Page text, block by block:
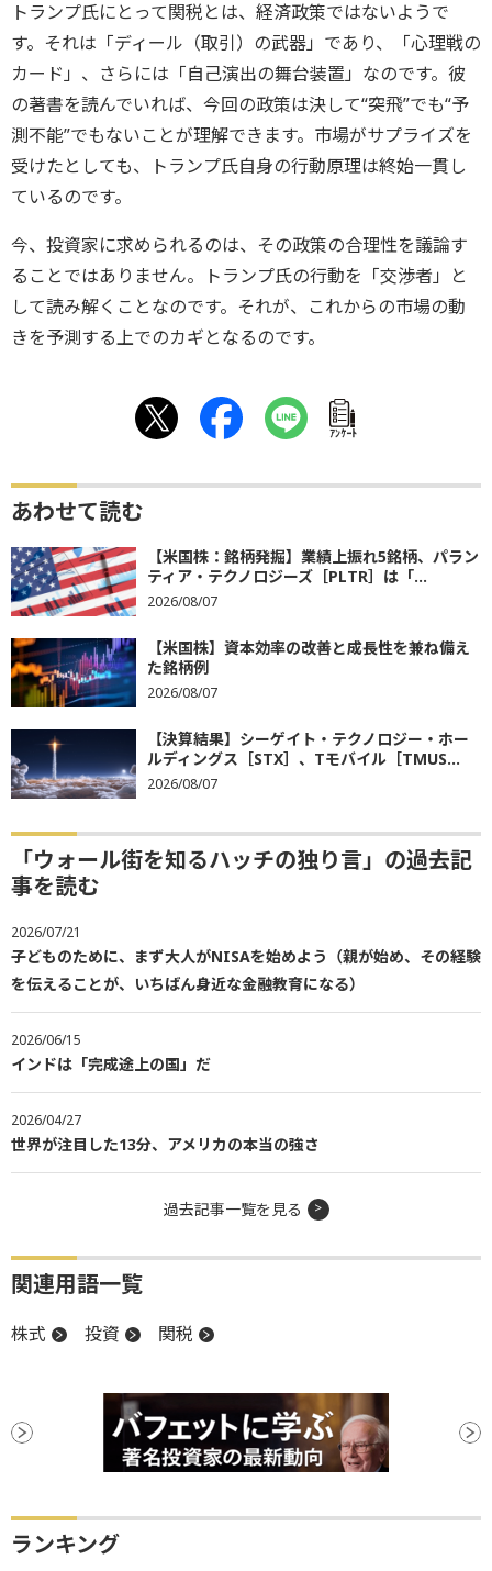
トランプ氏にとって関税とは、経済政策ではないようで
す。それは「ディール（取引）の武器」であり、「心理戦の
カード」、さらには「自己演出の舞台装置」なのです。彼
の著書を読んでいれば、今回の政策は決して“突飛”でも“予
測不能”でもないことが理解できます。市場がサプライズを
受けたとしても、トランプ氏自身の行動原理は終始一貫し
ているのです。
今、投資家に求められるのは、その政策の合理性を議論す
ることではありません。トランプ氏の行動を「交渉者」と
して読み解くことなのです。それが、これからの市場の動
きを予測する上でのカギとなるのです。
ｱﾝｹｰﾄ
あわせて読む
【米国株：銘柄発掘】業績上振れ5銘柄、パラン
ティア・テクノロジーズ［PLTR］は「...
2026/08/07
【米国株】資本効率の改善と成長性を兼ね備え
た銘柄例
2026/08/07
【決算結果】シーゲイト・テクノロジー・ホー
ルディングス［STX］、Tモバイル［TMUS...
2026/08/07
「ウォール街を知るハッチの独り言」の過去記
事を読む
2026/07/21
子どものために、まず大人がNISAを始めよう（親が始め、その経験
を伝えることが、いちばん身近な金融教育になる）
2026/06/15
インドは「完成途上の国」だ
2026/04/27
世界が注目した13分、アメリカの本当の強さ
過去記事一覧を見る
関連用語一覧
株式 投資 関税
ランキング